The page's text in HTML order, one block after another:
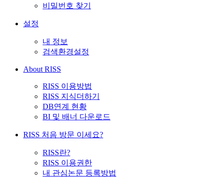
비밀번호 찾기
설정
내 정보
검색환경설정
About RISS
RISS 이용방법
RISS 지식더하기
DB연계 현황
BI 및 배너 다운로드
RISS 처음 방문 이세요?
RISS란?
RISS 이용권한
내 관심논문 등록방법